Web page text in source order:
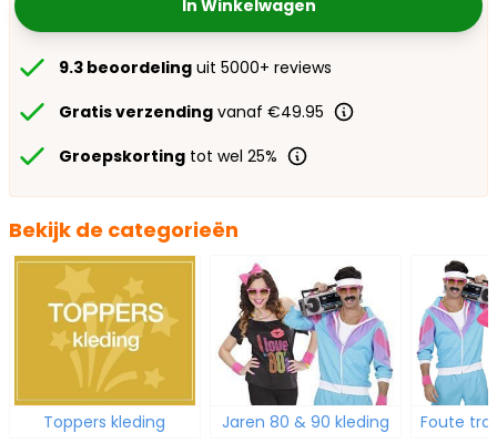
In Winkelwagen
9.3 beoordeling uit 5000+ reviews
Gratis verzending vanaf €49.95
Groepskorting tot wel 25%
Bekijk de categorieën
Toppers kleding Jaren 80 & 90 kleding Foute